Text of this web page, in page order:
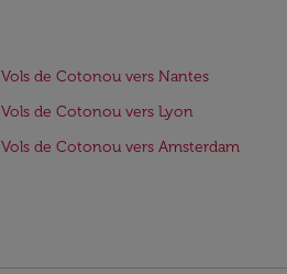
Vols de Cotonou vers Nantes
Vols de Cotonou vers Lyon
Vols de Cotonou vers Amsterdam